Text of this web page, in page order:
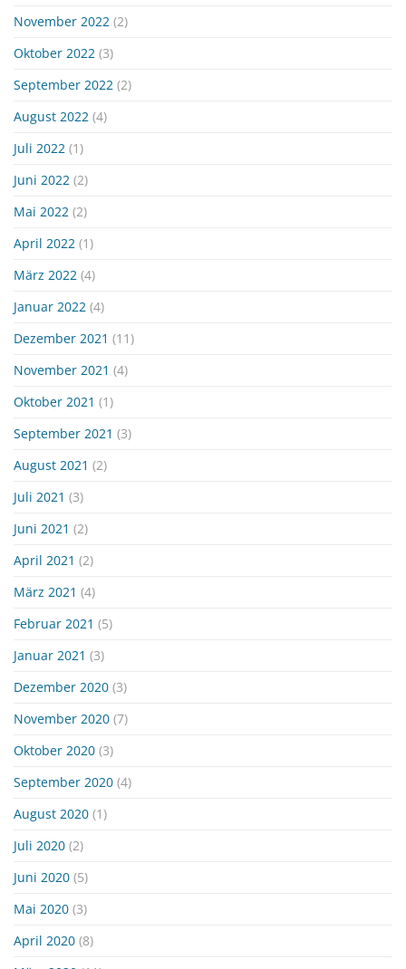
November 2022 (2)
Oktober 2022 (3)
September 2022 (2)
August 2022 (4)
Juli 2022 (1)
Juni 2022 (2)
Mai 2022 (2)
April 2022 (1)
März 2022 (4)
Januar 2022 (4)
Dezember 2021 (11)
November 2021 (4)
Oktober 2021 (1)
September 2021 (3)
August 2021 (2)
Juli 2021 (3)
Juni 2021 (2)
April 2021 (2)
März 2021 (4)
Februar 2021 (5)
Januar 2021 (3)
Dezember 2020 (3)
November 2020 (7)
Oktober 2020 (3)
September 2020 (4)
August 2020 (1)
Juli 2020 (2)
Juni 2020 (5)
Mai 2020 (3)
April 2020 (8)